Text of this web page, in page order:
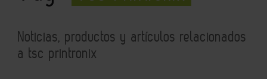
Noticias, productos y artículos relacionados
a tsc printronix